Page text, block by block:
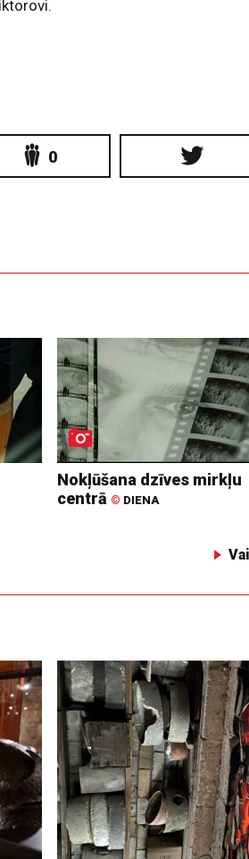
0
Nokļūšana dzīves mirkļu
centrā © DIENA